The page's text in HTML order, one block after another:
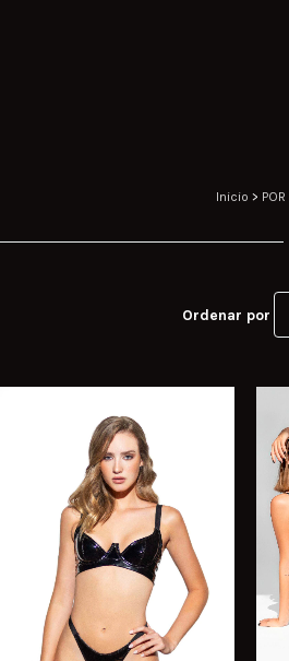
Inicio >
Ordenar por